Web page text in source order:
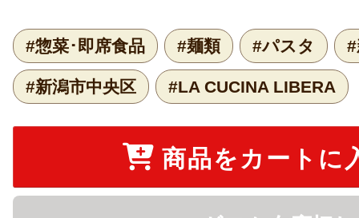
#惣菜･即席食品 #麺類 #パスタ
#新潟市中央区 #LA CUCINA LIBERA
商品をカートに